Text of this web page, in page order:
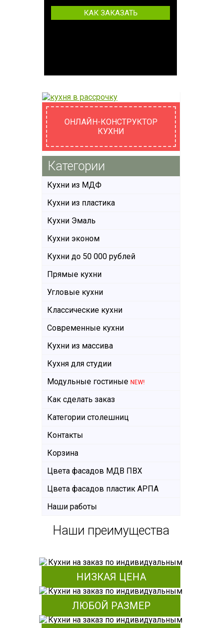
КАК ЗАКАЗАТЬ
ОНЛАЙН-КОНСТРУКТОР
КУХНИ
Категории
Кухни из МДФ
Кухни из пластика
Кухни Эмаль
Кухни эконом
Кухни до 50 000 рублей
Прямые кухни
Угловые кухни
Классические кухни
Современные кухни
Кухни из массива
Кухня для студии
Модульные гостиные NEW!
Как сделать заказ
Категории столешниц
Контакты
Корзина
Цвета фасадов МДВ ПВХ
Цвета фасадов пластик АРПА
Наши работы
Наши преимущества
НИЗКАЯ ЦЕНА
ЛЮБОЙ РАЗМЕР